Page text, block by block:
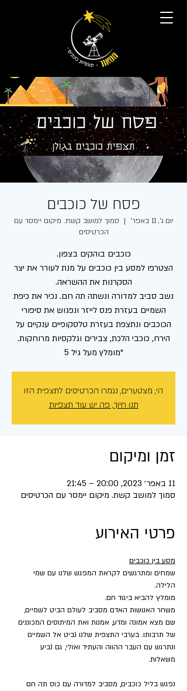
פסח של כוכבים
יום ג׳, 11 באפר׳
  |
סמוך למושב קשת. מיקום יימסר עם
הכרטיסים
הצטרפו למסע בין כוכבים על מנת לעורר את יצר
נשב סביב למדורה ונשתה תה חם. נכיר את כיפת
השמיים בעזרת פנס לייזר ונפגוש את סיפורי
הכוכבים ונתצפת בעזרת טלסקופיים ענקיים על
*מומלץ מעל גיל 5
הי, מצטערים, נגמרו הכרטיסים לתצפית הזו
תנו חיוך, פה יש עוד תצפיות
זמן ומיקום
11 באפר׳ 2023, 20:00 – 21:45
סמוך למושב קשת. מיקום יימסר עם הכרטיסים
פרטי האירוע
מסע בין כוכבים
שמחים ומתרגשים לקראת המפגש שלנו עם שמי
הלילה.
מומלץ להביא ביגוד חם.
משחר האנושות האדם מסביב לעולם הביט לשמיים,
שם מצא אמונה ומדע, אמנות ואת המיתוסים המכוננים
של תרבותו. בערבי התצפית שלנו נביט אל השמיים
ונתרגש עם העבר ההווה והעתיד ואולי, גם נביע
משאלות.
נפגש בליל כוכבים, מסביב למדורה עם כוס תה חם